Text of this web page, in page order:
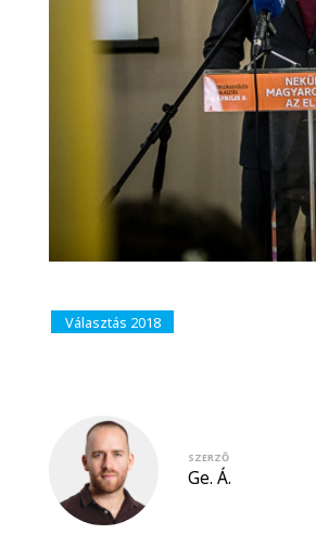
Választás 2018
SZERZŐ
Ge. Á.